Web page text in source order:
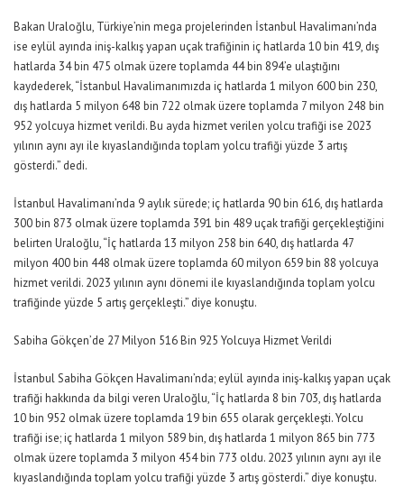
Bakan Uraloğlu, Türkiye’nin mega projelerinden İstanbul Havalimanı’nda
ise eylül ayında iniş-kalkış yapan uçak trafiğinin iç hatlarda 10 bin 419, dış
hatlarda 34 bin 475 olmak üzere toplamda 44 bin 894’e ulaştığını
kaydederek,“İstanbul Havalimanımızda iç hatlarda 1 milyon 600 bin 230,
dış hatlarda 5 milyon 648 bin 722 olmak üzere toplamda 7 milyon 248 bin
952 yolcuya hizmet verildi. Bu ayda hizmet verilen yolcu trafiği ise 2023
yılının aynı ayı ile kıyaslandığında toplam yolcu trafiği yüzde 3 artış
gösterdi.” dedi.
İstanbul Havalimanı’nda 9 aylık sürede; iç hatlarda 90 bin 616, dış hatlarda
300 bin 873 olmak üzere toplamda 391 bin 489 uçak trafiği gerçekleştiğini
belirten Uraloğlu,“İç hatlarda 13 milyon 258 bin 640, dış hatlarda 47
milyon 400 bin 448 olmak üzere toplamda 60 milyon 659 bin 88 yolcuya
hizmet verildi. 2023 yılının aynı dönemi ile kıyaslandığında toplam yolcu
trafiğinde yüzde 5 artış gerçekleşti.” diye konuştu.
Sabiha Gökçen’de 27 Milyon 516 Bin 925 Yolcuya Hizmet Verildi
İstanbul Sabiha Gökçen Havalimanı’nda; eylül ayında iniş-kalkış yapan uçak
trafiği hakkında da bilgi veren Uraloğlu,“İç hatlarda 8 bin 703, dış hatlarda
10 bin 952 olmak üzere toplamda 19 bin 655 olarak gerçekleşti. Yolcu
trafiği ise; iç hatlarda 1 milyon 589 bin, dış hatlarda 1 milyon 865 bin 773
olmak üzere toplamda 3 milyon 454 bin 773 oldu. 2023 yılının aynı ayı ile
kıyaslandığında toplam yolcu trafiği yüzde 3 artış gösterdi.” diye konuştu.